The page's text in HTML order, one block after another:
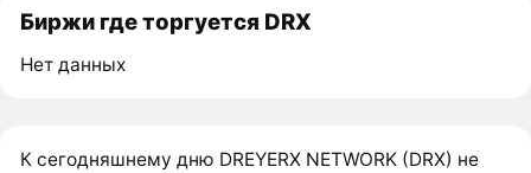
Биржи где торгуется DRX
Нет данных
К сегодняшнему дню DREYERX NETWORK (DRX) не